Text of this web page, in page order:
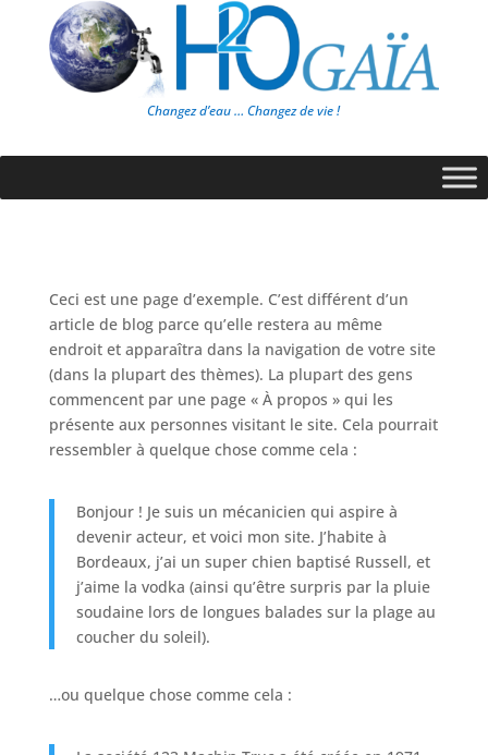
Changez d’eau … Changez de vie !
Ceci est une page d’exemple. C’est différent d’un
article de blog parce qu’elle restera au même
endroit et apparaîtra dans la navigation de votre site
(dans la plupart des thèmes). La plupart des gens
commencent par une page « À propos » qui les
présente aux personnes visitant le site. Cela pourrait
ressembler à quelque chose comme cela :
Bonjour ! Je suis un mécanicien qui aspire à
devenir acteur, et voici mon site. J’habite à
Bordeaux, j’ai un super chien baptisé Russell, et
j’aime la vodka (ainsi qu’être surpris par la pluie
soudaine lors de longues balades sur la plage au
coucher du soleil).
…ou quelque chose comme cela :